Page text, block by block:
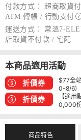
付款方式：
超商取貨
ATM 轉帳 / 行動支付
運送方式：
常溫7-
店取貨不付款 / 宅配
本商品適用活動
折價券
$77全
0-8/6)
折價券
【適
0,000
商品特色